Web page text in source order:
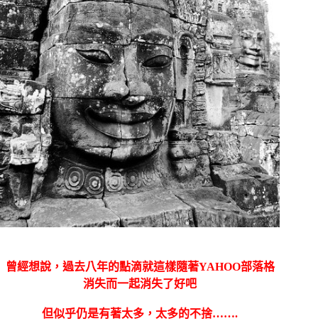
曾經想說，過去八年的點滴就這樣隨著YAHOO部落格
消失而一起消失了好吧
但似乎仍是有著太多，太多的不捨…….